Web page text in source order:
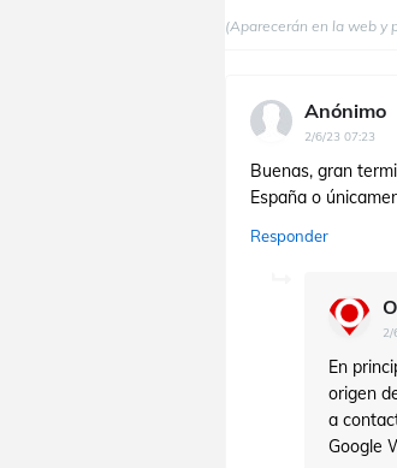
(Aparecerán en la web y
Anónimo
2/6/23 07:23
Buenas, gran
España o
Responder
2/
En
origen
a
Google